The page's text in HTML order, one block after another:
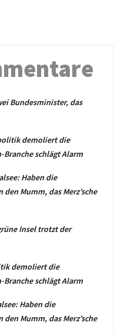
Bundesminister, das
demoliert die
Branche schlägt Alarm
Haben die
Mumm, das Merz’sche
Insel trotzt der
demoliert die
Branche schlägt Alarm
Haben die
Mumm, das Merz’sche